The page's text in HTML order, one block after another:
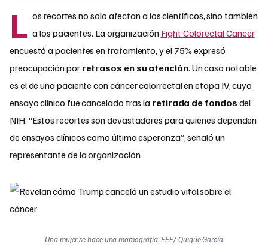
L os recortes no solo afectan a los científicos, sino también
a los pacientes. La organización Fight Colorectal Cancer
encuestó a pacientes en tratamiento, y el 75% expresó
preocupación por retrasos en su atención. Un caso notable
es el de una paciente con cáncer colorrectal en etapa IV, cuyo
ensayo clínico fue cancelado tras la retirada de fondos del
NIH. “Estos recortes son devastadores para quienes dependen
de ensayos clínicos como última esperanza”, señaló un
representante de la organización.
Una mujer se hace una mamografía. EFE/ Quique García